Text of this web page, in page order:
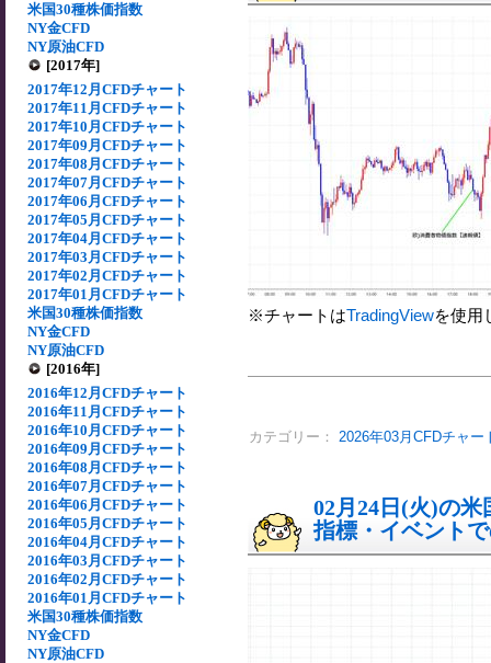
米国30種株価指数
NY金CFD
NY原油CFD
[2017年]
2017年12月CFDチャート
2017年11月CFDチャート
2017年10月CFDチャート
2017年09月CFDチャート
2017年08月CFDチャート
2017年07月CFDチャート
2017年06月CFDチャート
2017年05月CFDチャート
2017年04月CFDチャート
2017年03月CFDチャート
2017年02月CFDチャート
2017年01月CFDチャート
米国30種株価指数
NY金CFD
NY原油CFD
[2016年]
2016年12月CFDチャート
2016年11月CFDチャート
2016年10月CFDチャート
2016年09月CFDチャート
2016年08月CFDチャート
2016年07月CFDチャート
2016年06月CFDチャート
2016年05月CFDチャート
2016年04月CFDチャート
2016年03月CFDチャート
2016年02月CFDチャート
2016年01月CFDチャート
米国30種株価指数
NY金CFD
NY原油CFD
※チャートはTradingViewを使用
カテゴリー： 2026年03月CFDチャー
02月24日(火)の
指標・イベント